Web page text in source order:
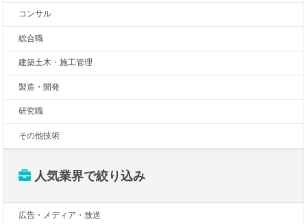
コンサル
総合職
建築土木・施工管理
製造・開発
研究職
その他技術
人気業界で絞り込み
広告・メディア・放送